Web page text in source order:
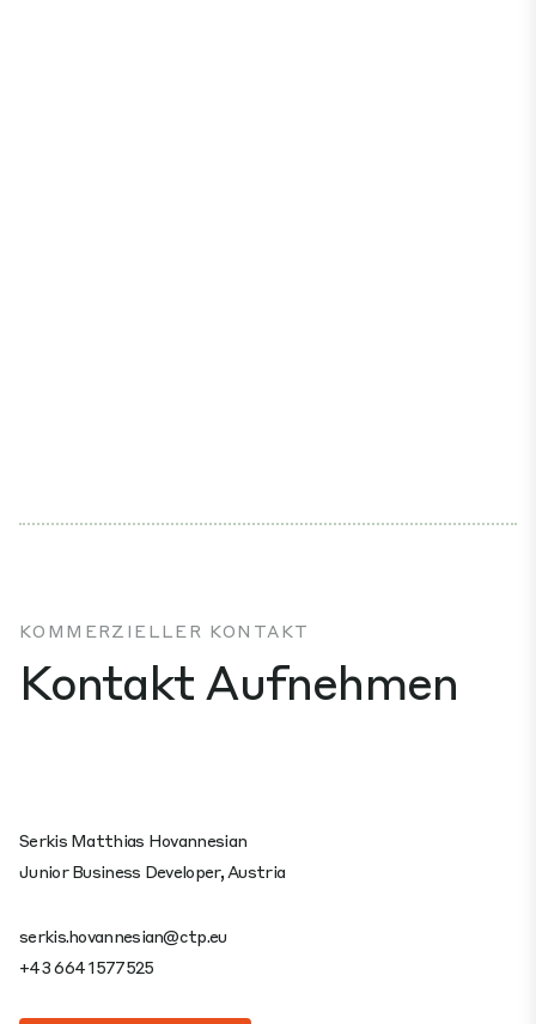
KOMMERZIELLER KONTAKT
Kontakt Aufnehmen
Serkis Matthias Hovannesian
Junior Business Developer, Austria
serkis.hovannesian@ctp.eu
+43 664 1577525